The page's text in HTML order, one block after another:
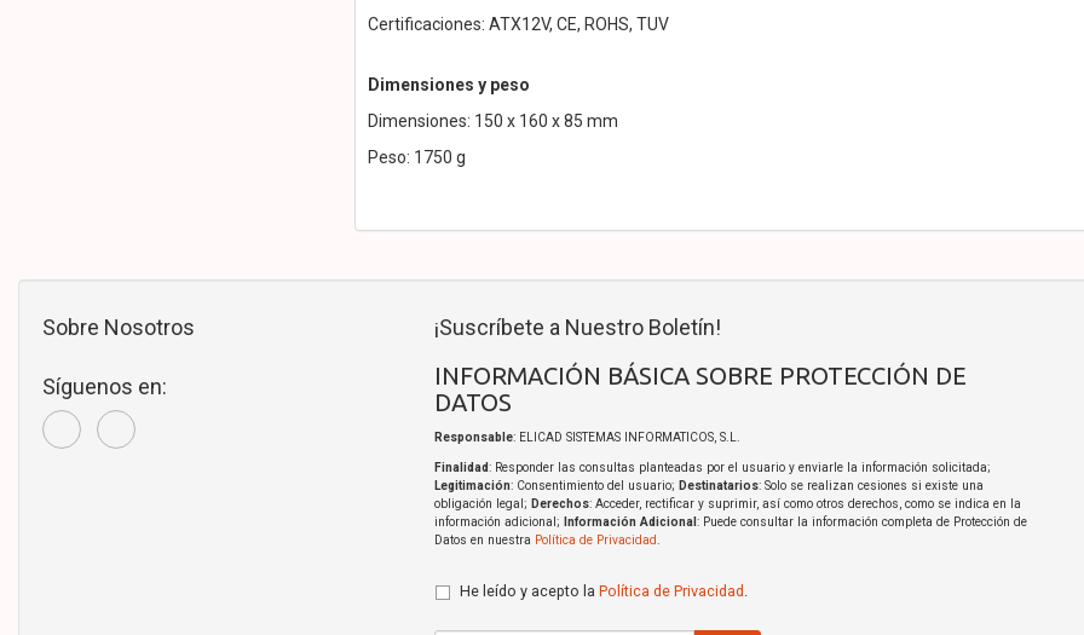
Certificaciones: ATX12V, CE, ROHS, TUV
Dimensiones y peso
Dimensiones: 150 x 160 x 85 mm
Peso: 1750 g
Sobre Nosotros
Síguenos en:
¡Suscríbete a Nuestro Boletín!
INFORMACIÓN BÁSICA SOBRE PROTECCIÓN DE
DATOS
Responsable: ELICAD SISTEMAS INFORMATICOS, S.L.
Finalidad: Responder las consultas planteadas por el usuario y enviarle la información solicitada;
Legitimación: Consentimiento del usuario; Destinatarios: Solo se realizan cesiones si existe una
obligación legal; Derechos: Acceder, rectificar y suprimir, así como otros derechos, como se indica en la
información adicional;
Información Adicional : Puede consultar la información completa de Protección de
Datos en nuestra Política de Privacidad.
He leído y acepto la Política de Privacidad .